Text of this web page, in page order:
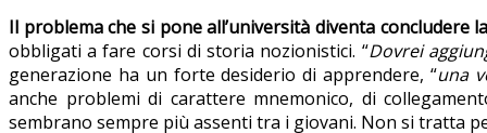
Il problema che si pone all’università diventa concludere
obbligati a fare corsi di storia nozionistici. “Dovrei
generazione ha un forte desiderio di apprendere, “una
anche problemi di carattere mnemonico, di
sembrano sempre più assenti tra i giovani. Non si tratta